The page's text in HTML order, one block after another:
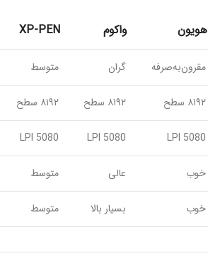
هویون واکوم XP-PEN
مقرون‌به‌صرفه گران متوسط
۸۱۹۲ سطح ۸۱۹۲ سطح ۸۱۹۲ سطح
5080 LPI
5080 LPI
5080 LPI
خوب عالی متوسط
خوب بسیار بالا متوسط